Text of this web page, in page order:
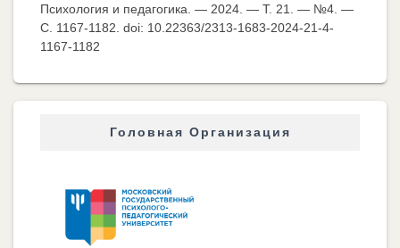
Психология и педагогика. — 2024. — Т. 21. — №4. —
C. 1167-1182. doi: 10.22363/2313-1683-2024-21-4-
1167-1182
Головная Организация